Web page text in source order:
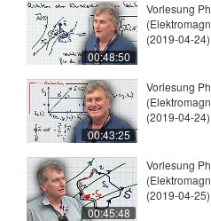
00:48:50
Vorlesung
(2019-04-24)
00:43:25
Vorlesung
(2019-04-24)
00:45:48
Vorlesung
(2019-04-25)